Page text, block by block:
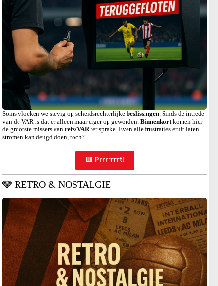
Soms vloeken we stevig op scheidsrechterlijke beslissingen. Sinds de intrede
van de VAR is dat er alleen maar erger op geworden. Binnenkortkomen hier
de grootste missers van refs/VARter sprake. Even alle frustraties eruit laten
stromen kan deugd doen, toch?
🟥 Prrrrrrrt!
🩶 RETRO & NOSTALGIE